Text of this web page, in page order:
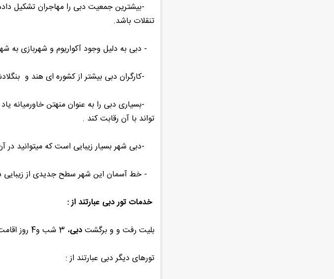
-بیشترین جمعیت دبی را مهاجران تشکیل
تنقلات باشد.
- دبی به دلیل وجود آکواریوم و شهربازی
-کارگران دبی بیشتر از کشوره ای هند و
-بسیاری دبی را به عنوان منهتن خاورمیانه
تواند با آن رقابت کند .
-دبی شهر بسیار زیبایی است که میتوانید در
- خط آسمان این شهر سطح جدیدی از زیبایی
خدمات تور دبی عبارتند از :
بلیت رفت و و برگشتدبی، 3 شب و4 روز اقامت در هتل مطابق با سرویس هتل ، راهنمای فارسی زبان ، بیمه مسافرتی ، ترانسفر فرودگاهی
تورهای دیگر دبی عبارتند از :